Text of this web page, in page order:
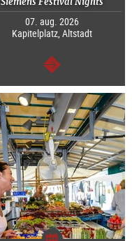
07. aug. 2026
Kapitelplatz, Altstadt
Tovább